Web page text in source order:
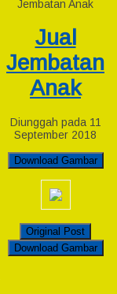
Jembatan Anak
Jual
Jembatan
Anak
Diunggah pada 11
September 2018
Download Gambar
Original Post
Download Gambar